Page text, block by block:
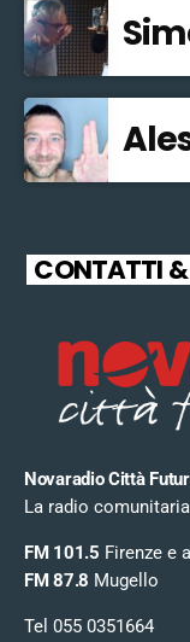
CONTATTI
Novaradio Città
La radio
FM 101.5 Firenze e
FM 87.8 Mugello
Tel 055 0351664